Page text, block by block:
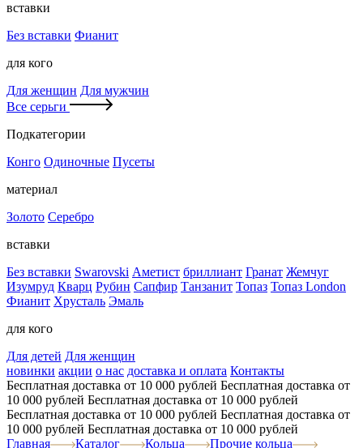
вставки
Без вставки Фианит
для кого
Для женщин Для мужчин
Все серьги
Подкатегории
Конго Одиночные Пусеты
материал
Золото Серебро
вставки
Без вставки Swarovski Аметист бриллиант Гранат Жемчуг
Изумруд Кварц Рубин Сапфир Танзанит Топаз Топаз London
Фианит Хрусталь Эмаль
для кого
Для детей Для женщин
новинки акции о нас доставка и оплата Контакты
Бесплатная доставка от 10 000 рублей Бесплатная доставка от
10 000 рублей Бесплатная доставка от 10 000 рублей
Бесплатная доставка от 10 000 рублей Бесплатная доставка от
10 000 рублей Бесплатная доставка от 10 000 рублей
Главная
Каталог Кольца
Прочие кольца